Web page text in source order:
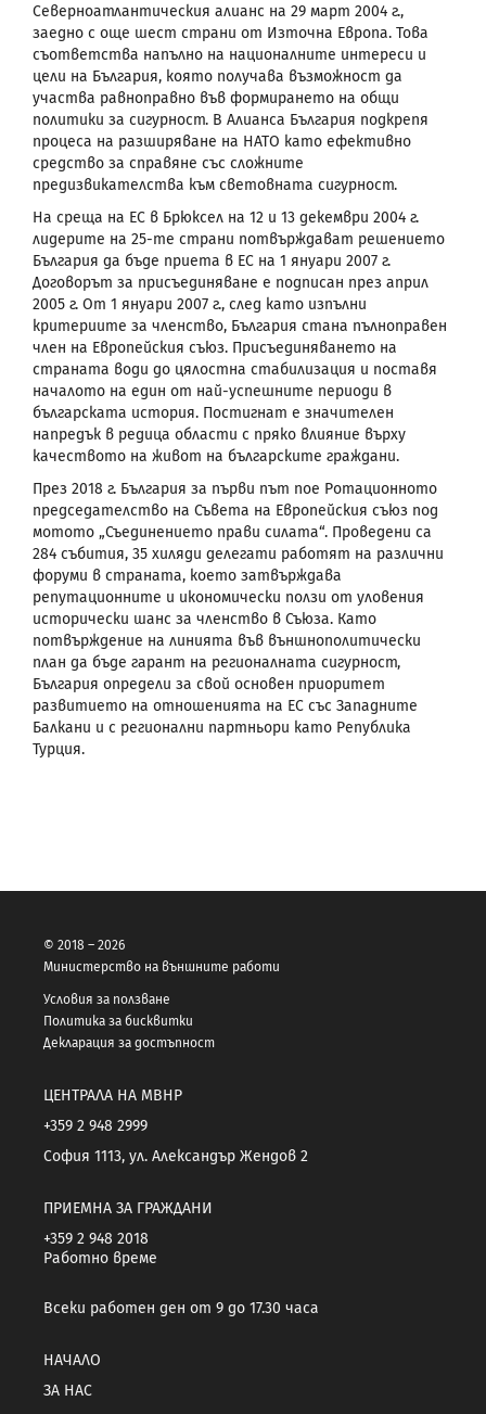
Северноатлантическия алианс на 29 март 2004 г.,
заедно с още шест страни от Източна Европа. Това
съответства напълно на националните интереси и
цели на България, която получава възможност да
участва равноправно във формирането на общи
политики за сигурност. В Алианса България подкрепя
процеса на разширяване на НАТО като ефективно
средство за справяне със сложните
предизвикателства към световната сигурност.
На среща на ЕС в Брюксел на 12 и 13 декември 2004 г.
лидерите на 25-те страни потвърждават решението
България да бъде приета в ЕС на 1 януари 2007 г.
Договорът за присъединяване е подписан през април
2005 г. От 1 януари 2007 г., след като изпълни
критериите за членство, България стана пълноправен
член на Европейския съюз. Присъединяването на
страната води до цялостна стабилизация и поставя
началото на един от най-успешните периоди в
българската история. Постигнат е значителен
напредък в редица области с пряко влияние върху
качеството на живот на българските граждани.
През 2018 г. България за първи път пое Ротационното
председателство на Съвета на Европейския съюз под
мотото „Съединението прави силата“. Проведени са
284 събития, 35 хиляди делегати работят на различни
форуми в страната, което затвърждава
репутационните и икономически ползи от уловения
исторически шанс за членство в Съюза. Като
потвърждение на линията във външнополитически
план да бъде гарант на регионалната сигурност,
България определи за свой основен приоритет
развитието на отношенията на ЕС със Западните
Балкани и с регионални партньори като Република
Турция.
© 2018 – 2026
Министерство на външните работи
Условия за ползване
Политика за бисквитки
Декларация за достъпност
ЦЕНТРАЛА НА МВНР
+359 2 948 2999
София 1113, ул. Александър Жендов 2
ПРИЕМНА ЗА ГРАЖДАНИ
+359 2 948 2018
Работно време
Всеки работен ден от 9 до 17.30 часа
НАЧАЛО
ЗА НАС